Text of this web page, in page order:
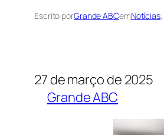
Escrito porGrande ABCemNotícias,
27 de março de 2025
Grande ABC